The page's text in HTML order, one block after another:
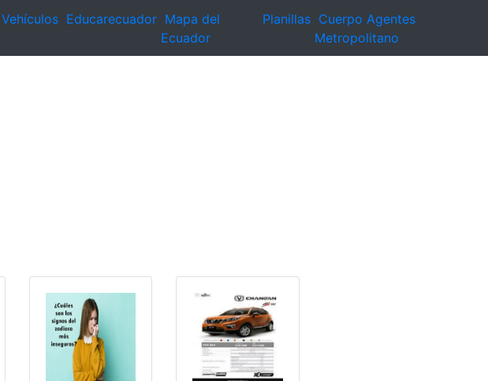
Vehículos Educarecuador Mapa del
Ecuador
Planillas Cuerpo Agentes
Metropolitano